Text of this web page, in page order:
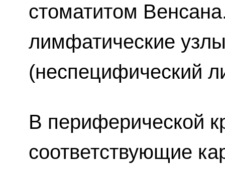
стоматитом
лимфатические
(неспецифический
В периферической
соответствующие